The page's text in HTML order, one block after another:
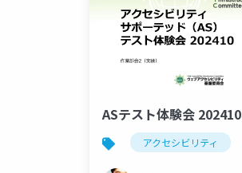
ASテスト体験会 202410
アクセシビリティ